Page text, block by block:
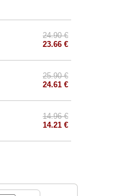
24.90 €
23.66 €
25.90 €
24.61 €
14.96 €
14.21 €